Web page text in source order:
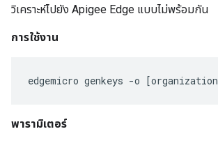
วิเคราะห์ไปยัง Apigee Edge แบบไม่พร้อมกัน
การใช้งาน
edgemicro genkeys -o [organization
พารามิเตอร์